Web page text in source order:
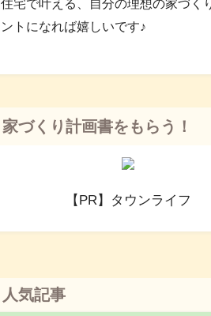
住宅で叶える、自分の理想の家づく
ントになれば嬉しいです♪
家づくり計画書をもらう！
【PR】タウンライフ
人気記事